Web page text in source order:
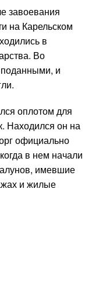
завоевания
на Карельском
в
Во
и
оплотом для
Находился он на
официально
в нем начали
имевшие
и жилые